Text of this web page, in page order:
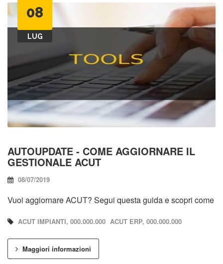
08
LUG
AUTOUPDATE - COME AGGIORNARE IL
GESTIONALE ACUT
08/07/2019
Vuoi aggiornare ACUT? Segui questa guida e scopri come
ACUT IMPIANTI, 000.000.000 ACUT ERP, 000.000.000
Maggiori informazioni